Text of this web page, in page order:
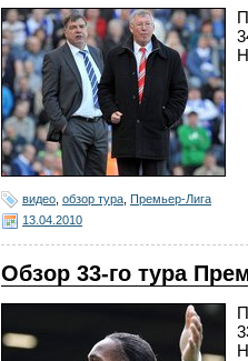
видео обзор тура Премьер-Лига
13.04.2010
Обзор 33-го тура